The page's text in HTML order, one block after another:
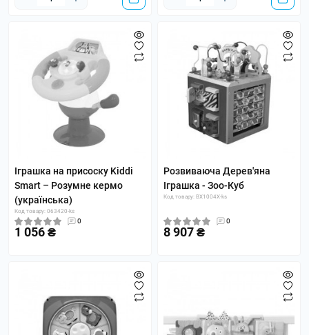
Іграшка на присоску Kiddi
Smart – Розумне кермо
(українська)
Код товару: 063420-ks
0
1 056 ₴
Розвиваюча Дерев'яна
Іграшка - Зоо-Куб
Код товару: BX1004X-ks
0
8 907 ₴